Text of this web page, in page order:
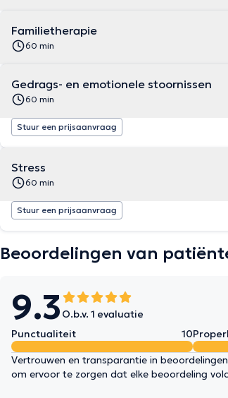
Familietherapie
60 min
Gedrags- en emotionele stoornissen
60 min
Stuur een prijsaanvraag
Stress
60 min
Stuur een prijsaanvraag
Beoordelingen van
9.3 O.b.v. 1 evaluatie
Punctualiteit
10
Vertrouwen en transparantie in
om ervoor te zorgen dat elke beoordeling